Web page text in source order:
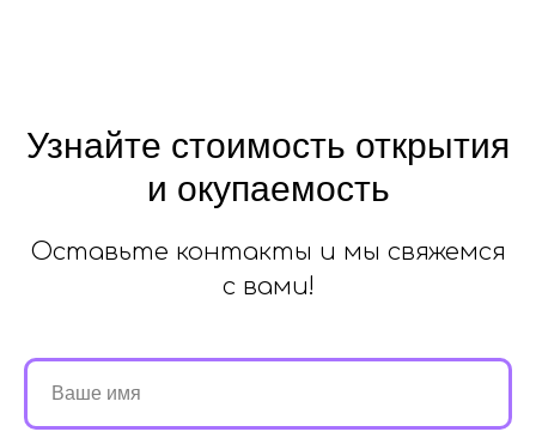
Узнайте стоимость открытия
и окупаемость
Оставьте контакты и мы свяжемся
с вами!